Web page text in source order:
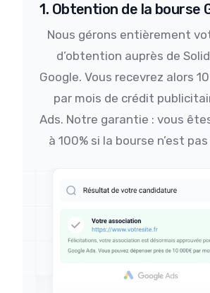
1. Obtention de la bourse
Nous gérons entièrement
d’obtention auprès de
Google.Vous recevrez alors
par mois de crédit
Ads. Notre garantie : vous
à 100% si la bourse n’est